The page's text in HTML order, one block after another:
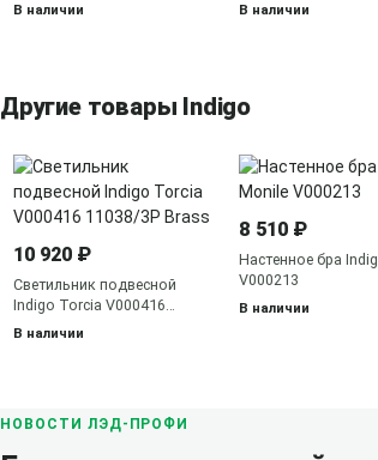
В наличии В наличии
Другие товары Indigo
10 920 ₽
Светильник подвесной
Indigo Torcia V000416
11038/3P Brass
В наличии
8 510 ₽
Настенное бра
V000213
В наличии
НОВОСТИ ЛЭД-ПРОФИ